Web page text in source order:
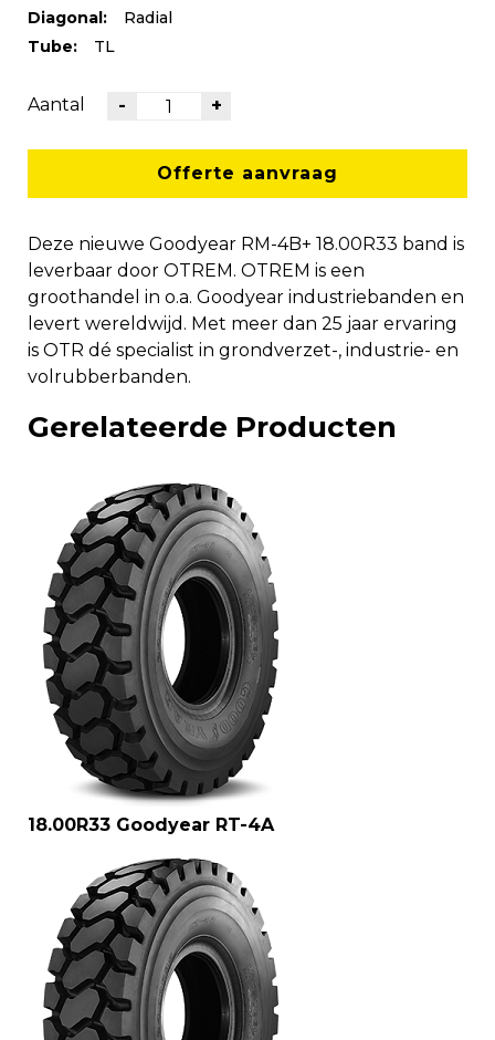
Diagonal:
Radial
Tube:
TL
Aantal - +
Offerte aanvraag
Deze nieuwe Goodyear RM-4B+ 18.00R33 band is
leverbaar door OTREM. OTREM is een
groothandel in o.a. Goodyear industriebanden en
levert wereldwijd. Met meer dan 25 jaar ervaring
is OTR dé specialist in grondverzet-, industrie- en
volrubberbanden.
Gerelateerde Producten
18.00R33 Goodyear RT-4A